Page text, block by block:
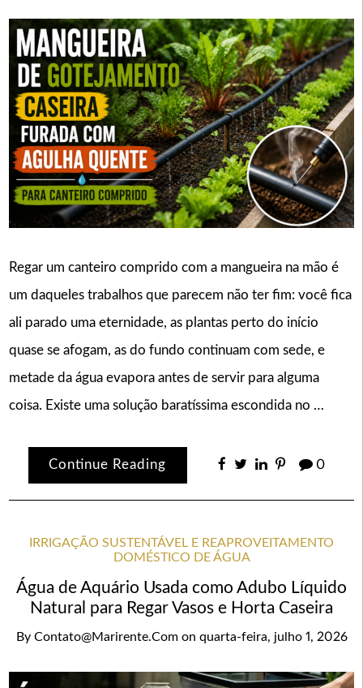
Regar um canteiro comprido com a mangueira na mão é
um daqueles trabalhos que parecem não ter fim: você fica
ali parado uma eternidade, as plantas perto do início
quase se afogam, as do fundo continuam com sede, e
metade da água evapora antes de servir para alguma
coisa. Existe uma solução baratíssima escondida no …
Continue Reading 0
IRRIGAÇÃO SUSTENTÁVEL E REAPROVEITAMENTO
DOMÉSTICO DE ÁGUA
Água de Aquário Usada como Adubo Líquido
Natural para Regar Vasos e Horta Caseira
By Contato@marirente.com on quarta-feira, julho 1, 2026